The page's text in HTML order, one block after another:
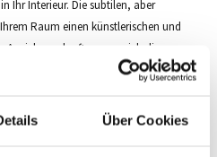
Über Cookies
Ihr Interieur. Die subtilen, aber
Raum einen künstlerischen und
passen sich diese
an, von modern bis
in verschiedenen Größen erhältlich,
ob Sie einen kleinen Akzent im Flur